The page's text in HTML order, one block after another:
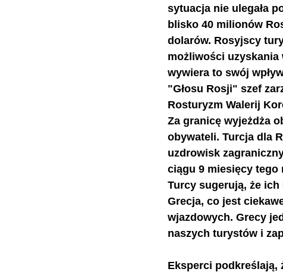
sytuacja nie ulegała
blisko 40 milionów
dolarów. Rosyjscy
możliwości uzyskania
wywiera to swój
"Głosu Rosji" szef
Rosturyzm Walerij
Za granicę wyjeżdża
obywateli. Turcja dla
uzdrowisk
ciągu 9 miesięcy tego
Turcy sugerują, że ich
Grecja, co jest
wjazdowych. Grecy
naszych turystów i
Eksperci podkreślają,